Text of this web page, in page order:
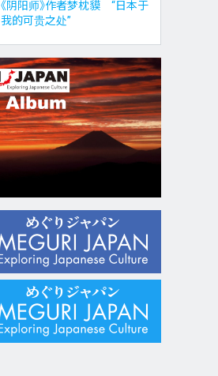
《阴阳师》作者梦枕貘 “日本于
我的可贵之处”